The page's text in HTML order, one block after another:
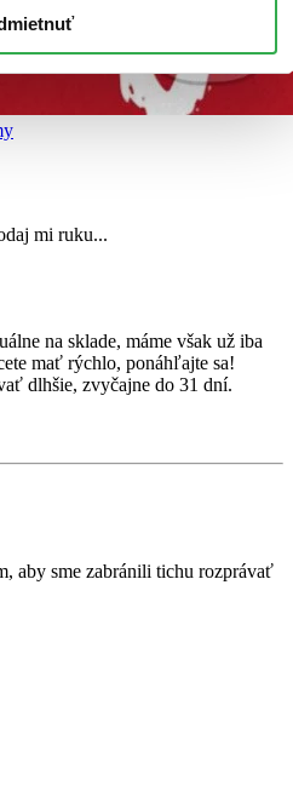
mi ruku...
na sklade, máme však už iba
mať rýchlo, ponáhľajte sa!
dlhšie, zvyčajne do 31 dní.
aby sme zabránili tichu rozprávať